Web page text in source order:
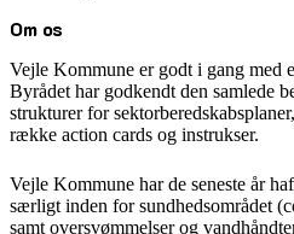
Om os
Vejle Kommune er godt i gang med
Byrådet har godkendt den samlede
strukturer for
række action cards og instrukser.
Vejle Kommune har de seneste år
særligt inden for sundhedsområdet
samt oversvømmelser og